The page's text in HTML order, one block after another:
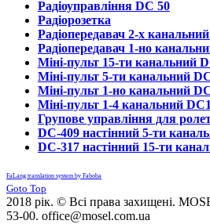
Радіоуправління DC 50
Радіорозетка
Радіопередавач 2-х
Радіопередавач 1-но
Міні-пульт 15-ти канальний
Міні-пульт 5-ти канальний
Міні-пульт 1-но канальний
Міні-пульт 1-4 канальний
Групове управління для
DC-409 настінний 5-ти
DC-317 настінний 15-ти
FaLang translation system by Faboba
Goto Top
2018 рік. © Всі права захищені.
53-00. office@mosel.com.ua